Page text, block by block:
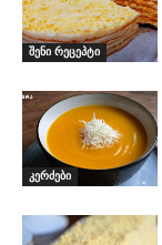
შენი რეცეპტი
კერძები